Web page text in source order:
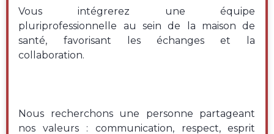
Vous intégrerez une équipe
pluriprofessionnelle au sein de la maison de
santé, favorisant les échanges et la
collaboration.
Nous recherchons une personne partageant
nos valeurs : communication, respect, esprit